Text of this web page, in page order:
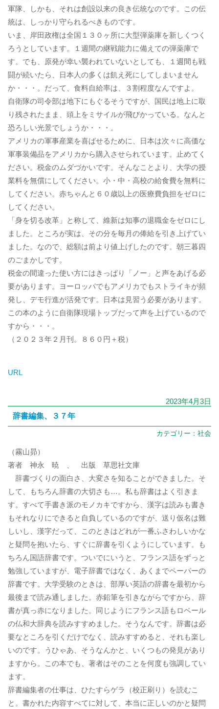
軍隊、しかも、それは創設以来の良き伝統なのです。この伝
統は、しっかり守られるべきものです。
いま、岸田政権は全国１３０ヶ所に大型弾薬庫を新しくつく
ろうとしています。１週間の継戦能力に備えての弾薬庫で
す。でも、原発が幸い襲われていないとしても、１週間も戦
闘が続いたら、日本人の多くは飢え死にしてしまいません
か・・・。だって、食料自給率は、３割程度なんですよ。
自衛隊の司令部は地下にもぐるそうですが、国民は地上に取
り残されたまま、頭上をミサイルが飛びかっている。なんと
恐ろしい光景でしょうか・・・。
アメリカの軍事産業を喜ばせるために、日本は次々に高価な
軍事装備品をアメリカから購入させられています。止めてく
ださい。税金のムダづかいです。そんなことより、大学の授
業料を無償にしてください。小・中・高校の給食費を無料に
してください。赤ちゃんと６０歳以上の医療費負担をゼロに
してください。
「身を切る改革」と称して、維新は知事の退職金をゼロにし
ました。ところが実は、その分を毎月の俸給を引き上げてい
ました。なので、総額は前より値上げしたのです。朝三暮四
のごまかしです。
税金の間違った使い方にはきっぱり「ノー」と声をあげる必
要があります。ヨーロッパでもアメリカでもストライキが頻
発し、デモ行進が活発です。日本は見習う必要があります。
この本のように自衛隊現場トップだって声を上げているので
すから・・・。
（２０２３年２月刊。８６０円＋税）
URL
2023年4月3日
辞書編集、３７年
カテゴリー： 社会
（霧山昴）
著者 神永 暁 、 出版 草思社文庫
辞書づくりの面白さ、大変さを知ることができました。そ
して、もちろん辞書の大切さも…。私も辞書はよく引きま
す。すべて手書き派のモノカキですから、漢字は読みも書き
もそれなりにできると自負しているのですが、送り仮名は難
しいし、漢字だって、このときはどれが一番ふさわしいかな
と疑問を抱いたら、すぐに辞書を引くようにしています。も
ちろん国語辞書です。ついでにいうと、フランス語をずっと
勉強していますが、電子辞書ではなく、あくまでペーパーの
辞書です。大学受験のときは、部厚い英語の辞書を最初から
最後まで読み通しました。赤鉛筆を引きながらですから、辞
書が真っ赤になりました。同じようにフランス語もロベール
の仏和大辞典を読みすすめました。そうなんです。辞書は必
要なところを引くだけでなく、読みすすめると、それも楽し
いのです。うひゃあ、そうなんかと、いくつもの発見があり
ますから。この本でも、著者はそのことを何度も強調してい
ます。
辞書編集者の仕事は、ひたすらゲラ（校正刷り）を読むこ
と。書かれた内容すべてに対して、本当に正しいのかと疑問